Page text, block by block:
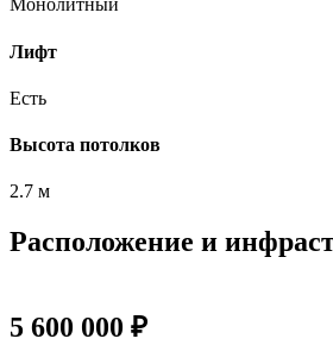
Монолитный
Лифт
Есть
Высота потолков
2.7 м
Расположение и
5 600 000 ₽